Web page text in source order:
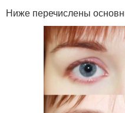
Ниже перечислены